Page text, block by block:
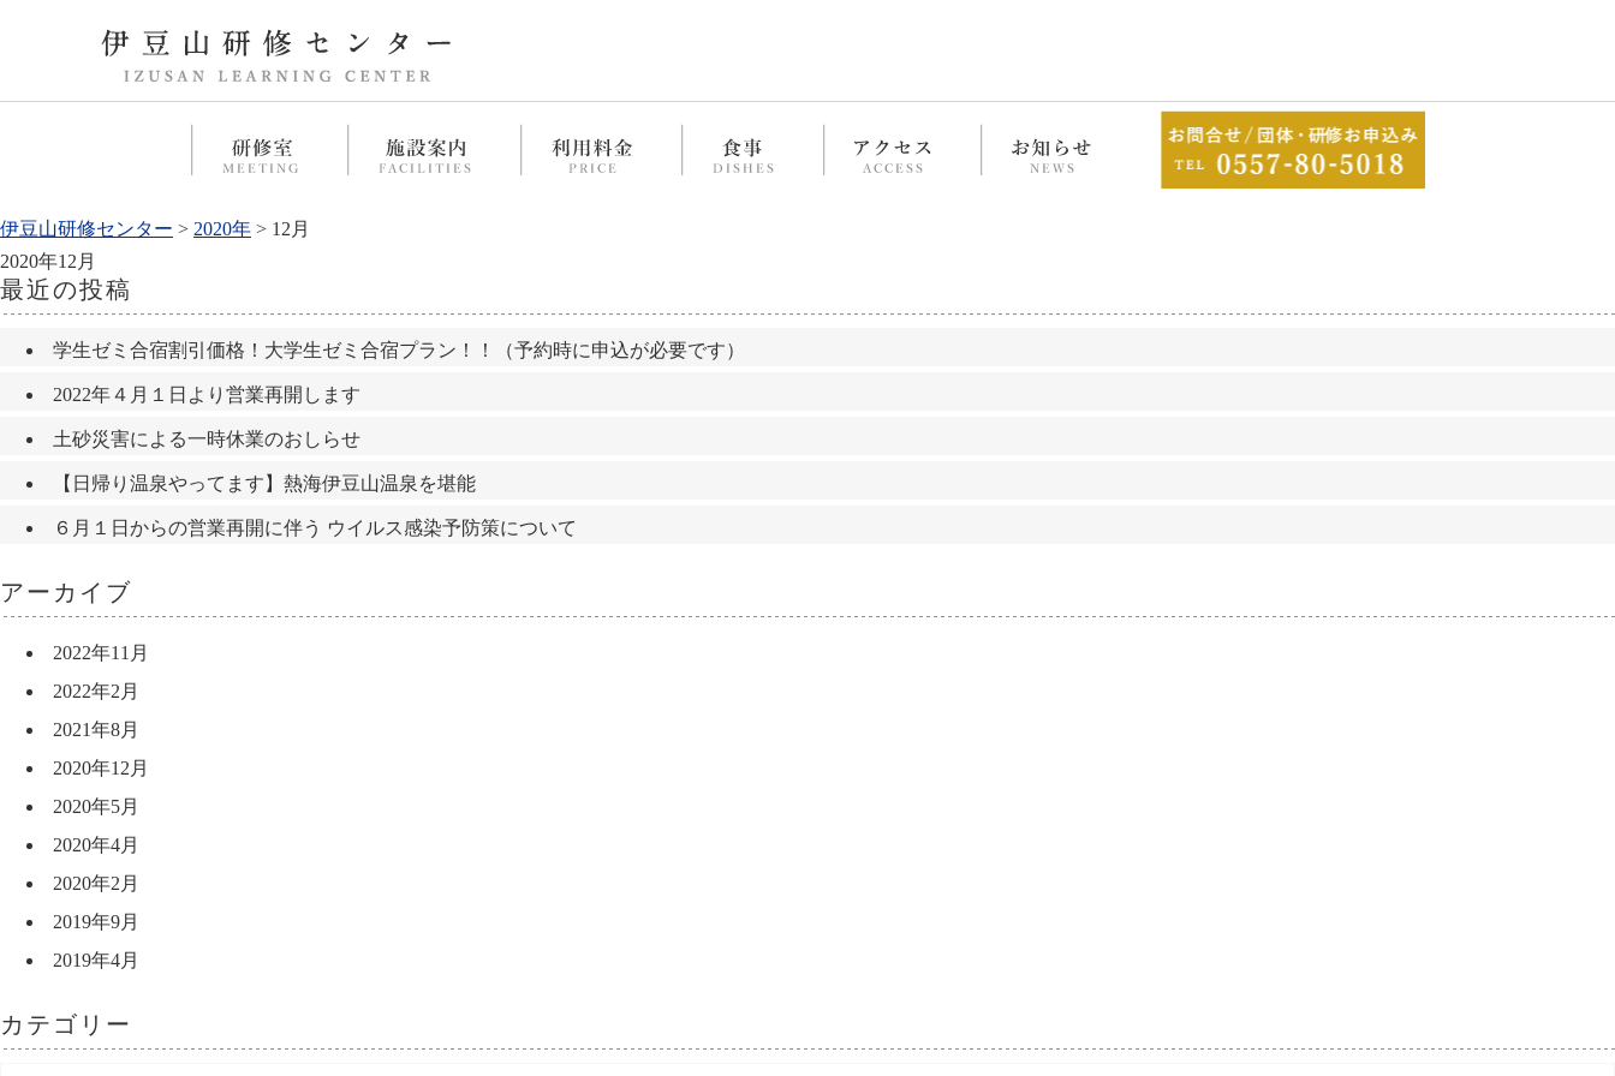
伊豆山研修センター > 2020年 > 12月
2020年12月
最近の投稿
学生ゼミ合宿割引価格！大学生ゼミ合宿プラン！！（予約時に申込が必要です）
2022年４月１日より営業再開します
土砂災害による一時休業のおしらせ
【日帰り温泉やってます】熱海伊豆山温泉を堪能
６月１日からの営業再開に伴う ウイルス感染予防策について
アーカイブ
2022年11月
2022年2月
2021年8月
2020年12月
2020年5月
2020年4月
2020年2月
2019年9月
2019年4月
カテゴリー